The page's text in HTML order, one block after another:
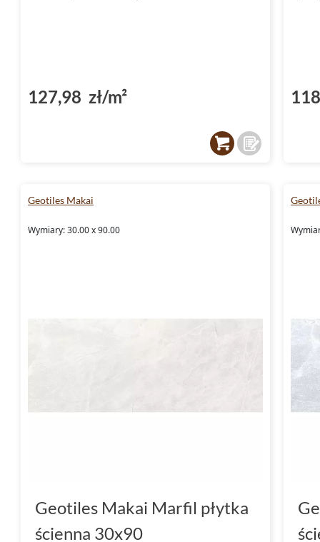
127,98 zł/m²
Geotiles Makai
Wymiary: 30.00 x 90.00
Geotiles Makai Marfil płytka
ścienna 30x90